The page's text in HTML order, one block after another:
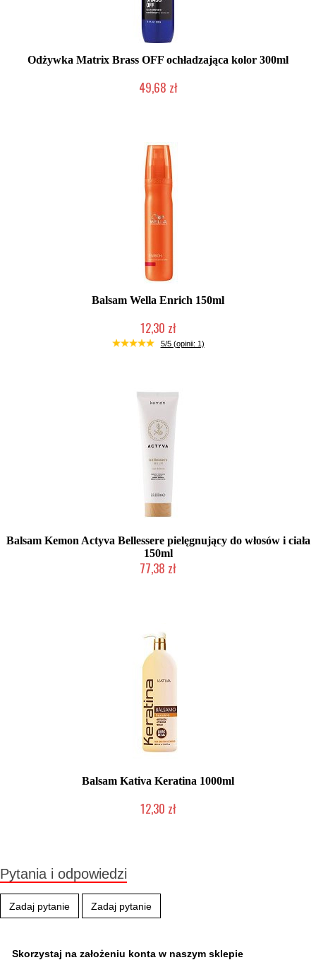
Odżywka Matrix Brass OFF ochładzająca kolor 300ml
49,68 zł
Balsam Wella Enrich 150ml
12,30 zł
Produkt wycofany
5/5 (opinii: 1)
Balsam Kemon Actyva Bellessere pielęgnujący do włosów i ciała
150ml
77,38 zł
Balsam Kativa Keratina 1000ml
12,30 zł
Pytania i odpowiedzi
Zadaj pytanie Zadaj pytanie
Skorzystaj na założeniu konta w naszym sklepie